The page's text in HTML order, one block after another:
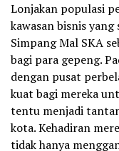
Lonjakan populasi
kawasan bisnis
Simpang Mal SKA
bagi para gepeng.
dengan pusat
kuat bagi mereka
tentu menjadi
kota. Kehadiran
tidak hanya